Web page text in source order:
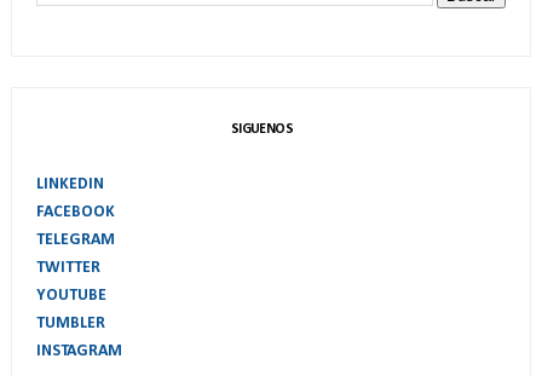
SIGUENOS
LINKEDIN
FACEBOOK
TELEGRAM
TWITTER
YOUTUBE
TUMBLER
INSTAGRAM